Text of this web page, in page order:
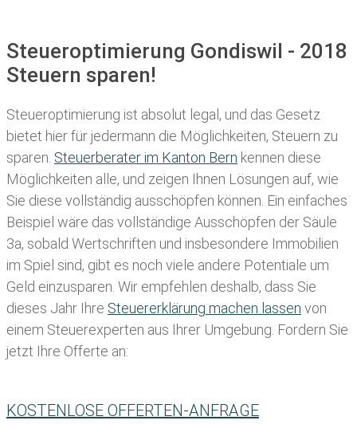
Steueroptimierung Gondiswil - 2018
Steuern sparen!
Steueroptimierung ist absolut legal, und das Gesetz
bietet hier für jedermann die Möglichkeiten, Steuern zu
sparen. Steuerberater im K anton Bern kennen diese
Möglichkeiten alle, und zeigen Ihnen Lösungen auf, wie
Sie diese vollständig ausschöpfen können. Ein einfaches
Beispiel wäre das vollständige Ausschöpfen der Säule
3a, sobald Wertschriften und insbesondere Immobilien
im Spiel sind, gibt es noch viele andere Potentiale um
Geld einzusparen. Wir empfehlen deshalb, dass Sie
dieses Jahr Ihre Steuererklärung machen lassen von
einem Steuerexperten aus Ihrer Umgebung. Fordern Sie
jetzt Ihre Offerte an:
KOSTENLOSE OFFERTEN-ANFRAGE